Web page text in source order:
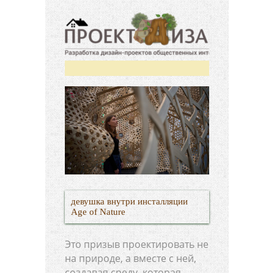
девушка внутри инсталляции
Age of Nature
Это призыв проектировать не
на природе, а вместе с ней,